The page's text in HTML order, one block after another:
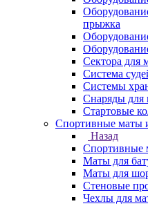
прыжка
Сектора для
Система
Системы
Снаряды для
Стартовые
Спортивные маты
Назад
Спортивные
Маты для
Маты для
Стеновые
Чехлы для